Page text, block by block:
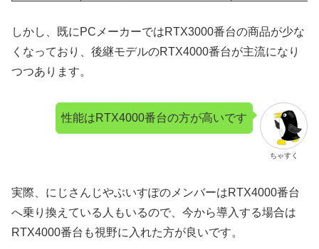
しかし、既にPCメーカーではRTX3000番台の商品が少な
くなっており、後継モデルのRTX4000番台が主流になり
つつあります。
ちゃすく
性能はRTX4000番台の方が高いです
実際、にじさんじやぶいすぽのメンバーはRTX4000番台
へ乗り換えている人もいるので、今から導入する場合は
RTX4000番台も視野に入れた方が良いです。